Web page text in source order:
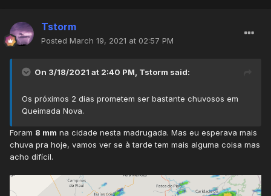
Tstorm
Posted March 19, 2021 at 02:57 PM
On 3/18/2021 at 2:40 PM, Tstorm said:
Os próximos 2 dias prometem ser bastante chuvosos em
Queimada Nova.
Foram 8 mm na cidade nesta madrugada. Mas eu esperava mais
chuva pra hoje, vamos ver se à tarde tem mais alguma coisa mas
acho difícil.